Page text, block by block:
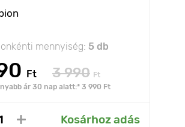
mennyiség: 5 db
Ft 3 990 Ft
ár 30 nap alatt:* 3 990 Ft
Kosárhoz adás